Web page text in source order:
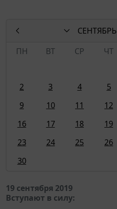
СЕНТЯБРЬ
ПН
ВТ СР ЧТ
2
3 4 5
9
10 11 12
16
17 18 19
23
24 25 26
30
19 сентября 2019
Вступают в силу: